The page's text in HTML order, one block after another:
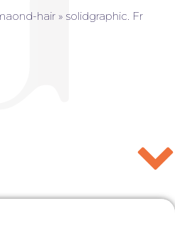
hair » solidgraphic. Fr